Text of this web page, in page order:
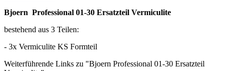
Bjoern Professional 01-30 Ersatzteil Vermiculite
bestehend aus 3 Teilen:
- 3x Vermiculite KS Formteil
Weiterführende Links zu "Bjoern Professional 01-30 Ersatzteil